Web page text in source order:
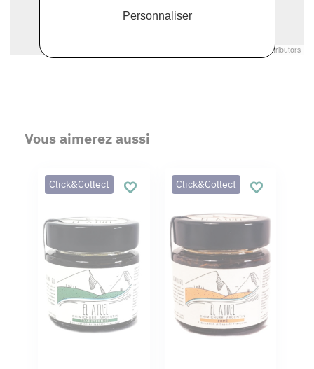
contributors
Vous aimerez aussi
Click&Collect Click&Collect
Personnaliser